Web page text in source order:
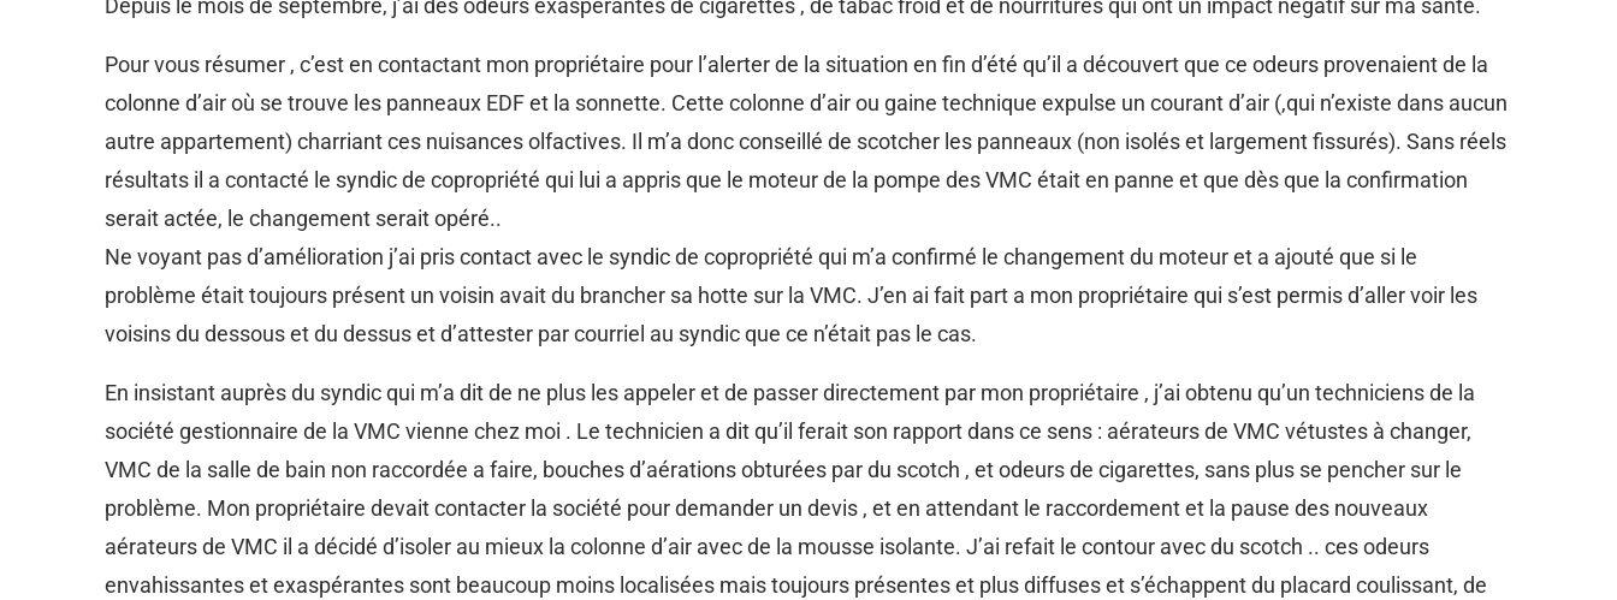
Depuis le mois de septembre, j’ai des odeurs exaspérantes de cigarettes , de tabac froid et de nourritures qui ont un impact négatif sur ma santé.
Pour vous résumer , c’est en contactant mon propriétaire pour l’alerter de la situation en fin d’été qu’il a découvert que ce odeurs provenaient de la
colonne d’air où se trouve les panneaux EDF et la sonnette. Cette colonne d’air ou gaine technique expulse un courant d’air (,qui n’existe dans aucun
autre appartement) charriant ces nuisances olfactives. Il m’a donc conseillé de scotcher les panneaux (non isolés et largement fissurés). Sans réels
résultats il a contacté le syndic de copropriété qui lui a appris que le moteur de la pompe des VMC était en panne et que dès que la confirmation
serait actée, le changement serait opéré..
Ne voyant pas d’amélioration j’ai pris contact avec le syndic de copropriété qui m’a confirmé le changement du moteur et a ajouté que si le
problème était toujours présent un voisin avait du brancher sa hotte sur la VMC. J’en ai fait part a mon propriétaire qui s’est permis d’aller voir les
voisins du dessous et du dessus et d’attester par courriel au syndic que ce n’était pas le cas.
En insistant auprès du syndic qui m’a dit de ne plus les appeler et de passer directement par mon propriétaire , j’ai obtenu qu’un techniciens de la
société gestionnaire de la VMC vienne chez moi . Le technicien a dit qu’il ferait son rapport dans ce sens : aérateurs de VMC vétustes à changer,
VMC de la salle de bain non raccordée a faire, bouches d’aérations obturées par du scotch , et odeurs de cigarettes, sans plus se pencher sur le
problème. Mon propriétaire devait contacter la société pour demander un devis , et en attendant le raccordement et la pause des nouveaux
aérateurs de VMC il a décidé d’isoler au mieux la colonne d’air avec de la mousse isolante. J’ai refait le contour avec du scotch .. ces odeurs
envahissantes et exaspérantes sont beaucoup moins localisées mais toujours présentes et plus diffuses et s’échappent du placard coulissant, de